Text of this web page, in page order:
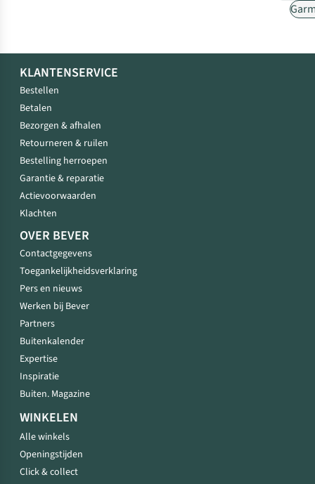
KLANTENSERVICE
Bestellen
Betalen
Bezorgen & afhalen
Retourneren & ruilen
Bestelling herroepen
Garantie & reparatie
Actievoorwaarden
Klachten
OVER BEVER
Contactgegevens
Toegankelijkheidsverklaring
Pers en nieuws
Werken bij Bever
Partners
Buitenkalender
Expertise
Inspiratie
Buiten. Magazine
WINKELEN
Alle winkels
Openingstijden
Click & collect